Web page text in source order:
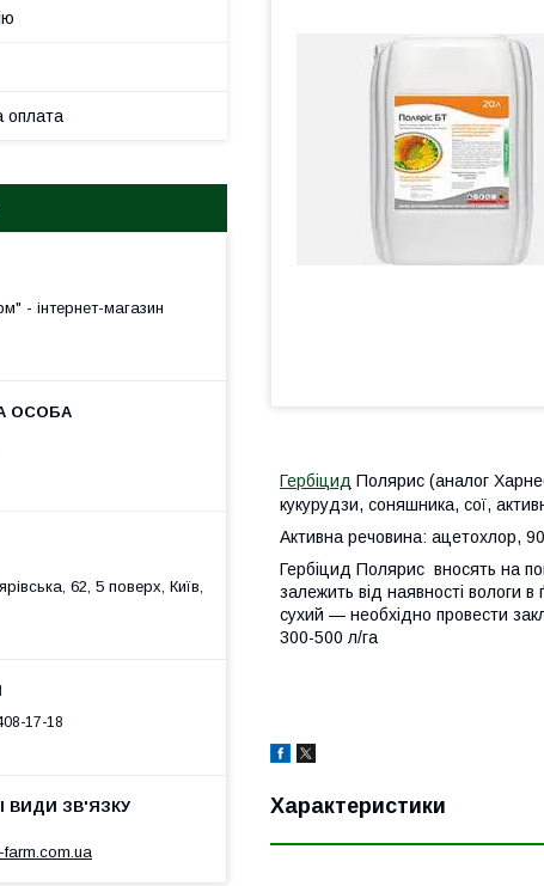
Гербіцид Полярис (аналог
кукурудзи, соняшника, сої,
Активна речовина: ацетохлор,
Гербіцид Полярис вносять на
залежить від наявності вологи
сухий — необхідно провести
300-500 л/га
Характеристики
оплата
- інтернет-магазин
62, 5 поверх, Київ,
17-18